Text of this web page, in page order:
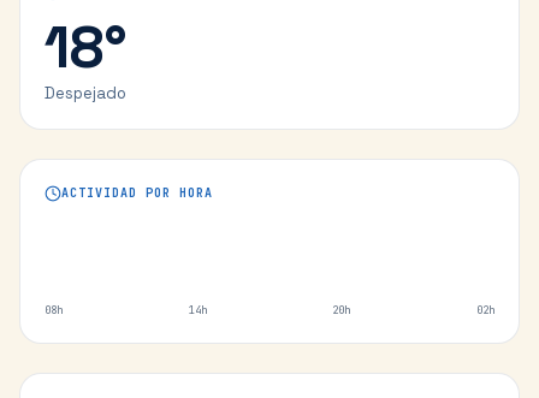
18°
Despejado
ACTIVIDAD POR HORA
08h 14h 20h 02h